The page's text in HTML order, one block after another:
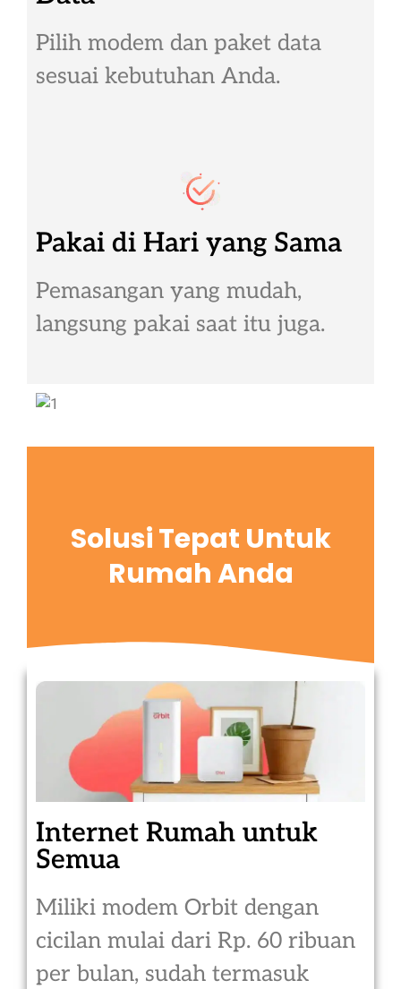
Pilih modem dan paket data
sesuai kebutuhan Anda.
Pakai di Hari yang Sama
Pemasangan yang mudah,
langsung pakai saat itu juga.
Solusi Tepat Untuk
Rumah Anda
Internet Rumah untuk
Semua
Miliki modem Orbit dengan
cicilan mulai dari Rp. 60 ribuan
per bulan, sudah termasuk